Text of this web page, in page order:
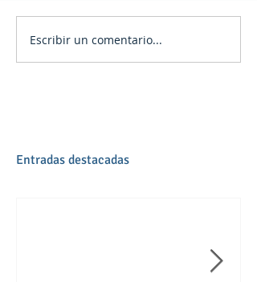
Escribir un comentario...
Entradas destacadas